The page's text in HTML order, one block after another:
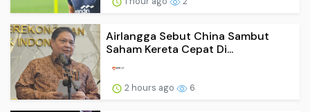
Airlangga Sebut China Sambut
Saham Kereta Cepat Di...
2 hours ago 6